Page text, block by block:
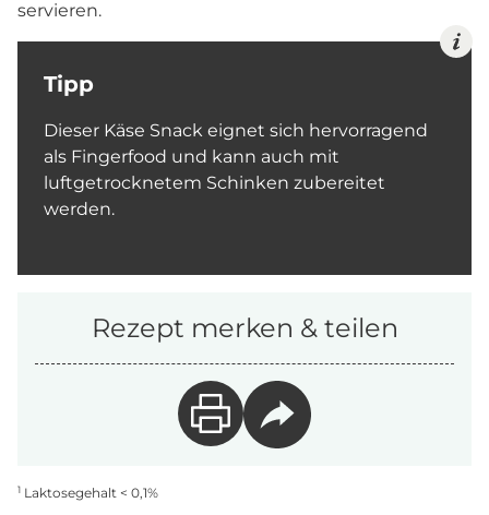
servieren.
Tipp
Dieser Käse Snack eignet sich hervorragend
als Fingerfood und kann auch mit
luftgetrocknetem Schinken zubereitet
werden.
Rezept merken & teilen
1 Laktosegehalt < 0,1%